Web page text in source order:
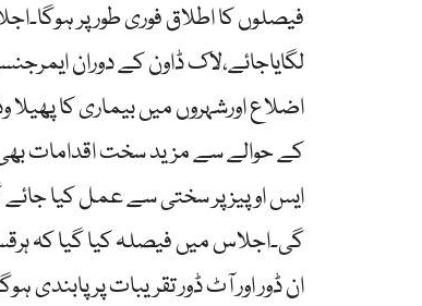
فیصلوں کا اطلاق فوری طور پر
لگایاجائے،لاک ڈاون کے دوران
اضلاع اورشہروں میں بیماری کا پھیلا
کے حوالے سے مزید سخت اقدامات
ایس او پیز پر سختی سے عمل کیا
گی۔اجلاس میں فیصلہ کیا گیا کہ
ان ڈور اور آٹ ڈور تقریبات پر